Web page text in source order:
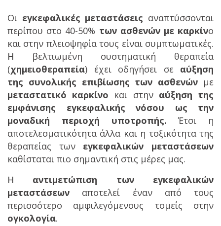
Οι εγκεφαλικές μεταστάσεις αναπτύσσονται
περίπου στο 40-50% των ασθενών με καρκίνο
και στην πλειοψηφία τους είναι συμπτωματικές.
Η βελτιωμένη συστηματική θεραπεία
(χημειοθεραπεία) έχει οδηγήσει σε αύξηση
της συνολικής επιβίωσης των ασθενών με
μεταστατικό καρκίνο και στην αύξηση της
εμφάνισης εγκεφαλικής νόσου ως την
μοναδική περιοχή υποτροπής. Έτσι η
αποτελεσματικότητα άλλα και η τοξικότητα της
θεραπείας των εγκεφαλικών μεταστάσεων
καθίσταται πιο σημαντική στις μέρες μας.
Η αντιμετώπιση των εγκεφαλικών
μεταστάσεων αποτελεί έναν από τους
περισσότερο αμφιλεγόμενους τομείς στην
ογκολογία.